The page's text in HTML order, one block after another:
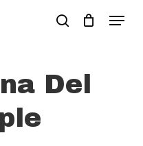
search
Menu
Del